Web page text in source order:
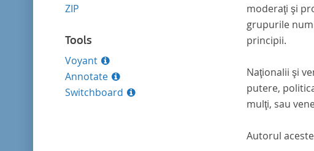
ZIP
Tools
Voyant
Annotate
Switchboard
moderaţi şi
grupurile
principii.
Naţionalii şi
putere,
mulţi, sau
Autorul